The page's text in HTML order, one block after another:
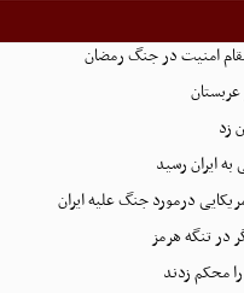
امنیت در جنگ رمضان
زد
به ایران رسید
تنگه هرمز
محکم زدند